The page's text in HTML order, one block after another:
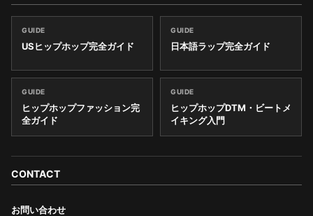
GUIDE
USヒップホップ完全ガイド
GUIDE
日本語ラップ完全ガイド
GUIDE
ヒップホップファッション完
全ガイド
GUIDE
ヒップホップDTM・ビートメ
イキング入門
CONTACT
お問い合わせ